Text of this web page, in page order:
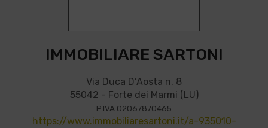
IMMOBILIARE SARTONI
Via Duca D’Aosta n. 8
55042 - Forte dei Marmi (LU)
P.IVA 02067870465
https://www.immobiliaresartoni.it/a-935010-